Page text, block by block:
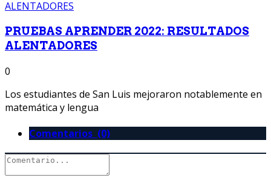
PRUEBAS APRENDER 2022: RESULTADOS
ALENTADORES
0
Los estudiantes de San Luis mejoraron notablemente en
matemática y lengua
Comentarios (0)